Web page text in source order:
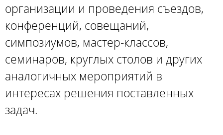
организации и проведения съездов,
конференций, совещаний,
симпозиумов, мастер-классов,
семинаров, круглых столов и других
аналогичных мероприятий в
интересах решения поставленных
задач.